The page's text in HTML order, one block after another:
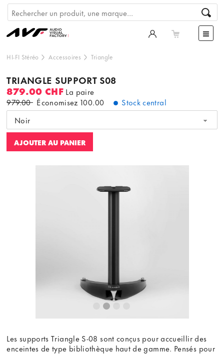
HI-FI Stéréo Accessoires Triangle
TRIANGLE SUPPORT S08
879.00 CHF La paire
979.00 Économisez100.00
Stock central
Noir
AJOUTER AU PANIER
Les supports Triangle S-08 sont conçus pour accueillir des
enceintes de type bibliothèque haut de gamme. Pensés pour